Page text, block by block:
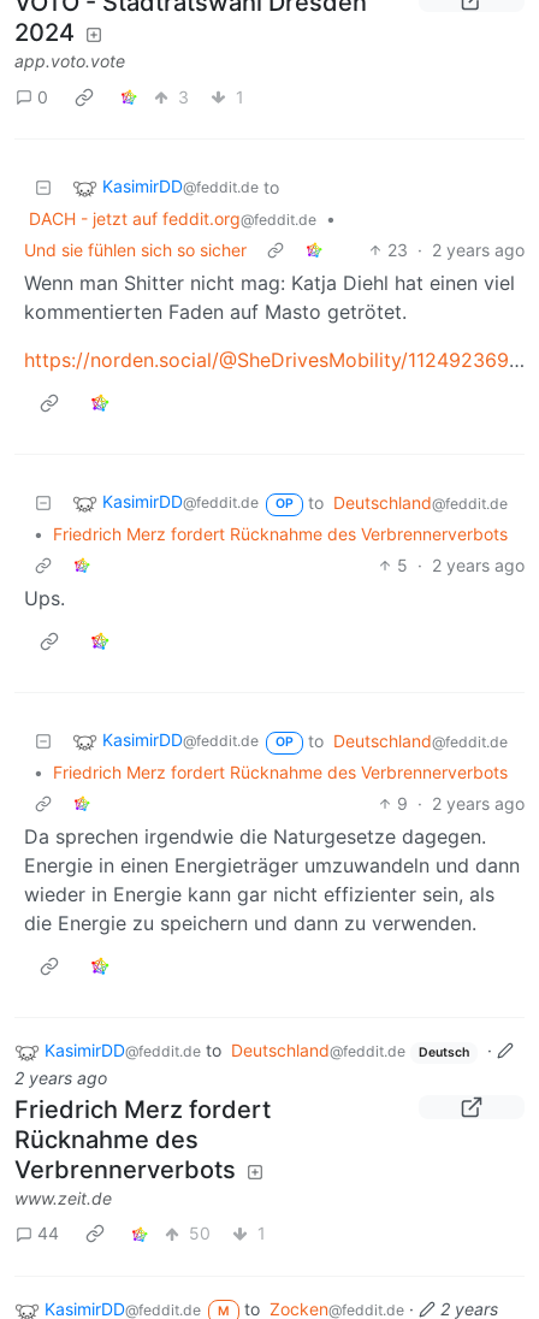
2024
app.voto.vote
0
3 1
KasimirDD@feddit.de to
DACH - jetzt auf feddit.org@feddit.de
•
Und sie fühlen sich so sicher
23 · 2 years ago
Wenn man Shitter nicht mag: Katja Diehl hat einen viel
kommentierten Faden auf Masto getrötet.
https://norden.social/@SheDrivesMobility/112492369426118348
KasimirDD@feddit.de OP to Deutschland@feddit.de
•
Friedrich Merz fordert Rücknahme des Verbrennerverbots
5 · 2 years ago
Ups.
KasimirDD@feddit.de OP to Deutschland@feddit.de
•
Friedrich Merz fordert Rücknahme des Verbrennerverbots
9 · 2 years ago
Da sprechen irgendwie die Naturgesetze dagegen.
Energie in einen Energieträger umzuwandeln und dann
wieder in Energie kann gar nicht effizienter sein, als
die Energie zu speichern und dann zu verwenden.
KasimirDD@feddit.de to Deutschland@feddit.de Deutsch
·
2 years ago
Friedrich Merz fordert
Rücknahme des
Verbrennerverbots
www.zeit.de
44
50 1
KasimirDD@feddit.de M to Zocken@feddit.de·
2 years